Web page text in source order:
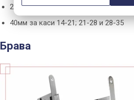
25мм за каси 7-10 и 10-14
40мм за каси 14-21; 21-28 и 28-35
Брава